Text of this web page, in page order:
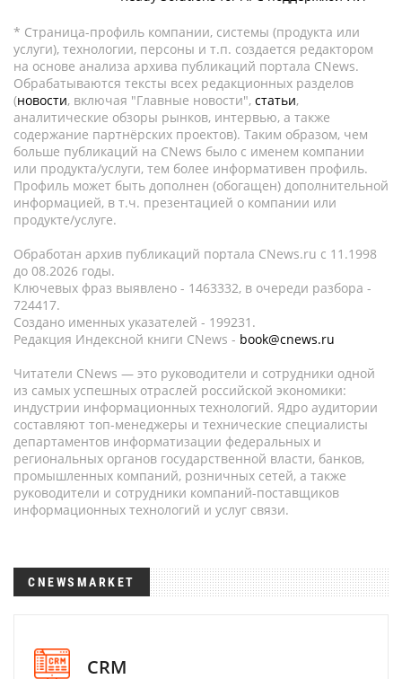
* Страница-профиль компании, системы (продукта или
услуги), технологии, персоны и т.п. создается редактором
на основе анализа архива публикаций портала CNews.
Обрабатываются тексты всех редакционных разделов
(новости, включая "Главные новости", статьи,
аналитические обзоры рынков, интервью, а также
содержание партнёрских проектов). Таким образом, чем
больше публикаций на CNews было с именем компании
или продукта/услуги, тем более информативен профиль.
Профиль может быть дополнен (обогащен) дополнительной
информацией, в т.ч. презентацией о компании или
продукте/услуге.
Обработан архив публикаций портала CNews.ru c 11.1998
до 08.2026 годы.
Ключевых фраз выявлено - 1463332, в очереди разбора -
724417.
Создано именных указателей - 199231.
Редакция Индексной книги CNews - book@cnews.ru
Читатели CNews — это руководители и сотрудники одной
из самых успешных отраслей российской экономики:
индустрии информационных технологий. Ядро аудитории
составляют топ-менеджеры и технические специалисты
департаментов информатизации федеральных и
региональных органов государственной власти, банков,
промышленных компаний, розничных сетей, а также
руководители и сотрудники компаний-поставщиков
информационных технологий и услуг связи.
CNEWSMARKET
CRM